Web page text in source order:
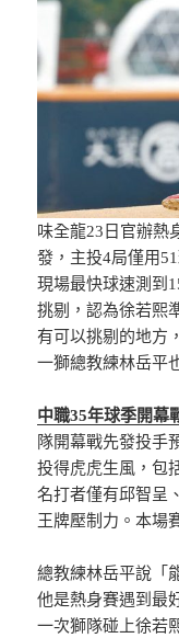
味全龍23日官辦熱
發，主投4局僅用
現場最快球速測到
挑剔，認為徐若熙
有可以挑剔的地方
一獅總教練林岳平
中職35年球季開幕
隊開幕戰先發投手
投得虎虎生風，包
名打者僅有邱智呈
王牌壓制力。本場
總教練林岳平說「
他是熱身賽遇到最
一次獅隊碰上徐若